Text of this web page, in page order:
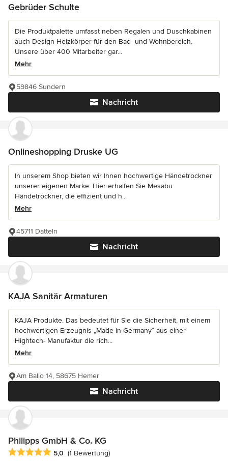
Gebrüder Schulte
Die Produktpalette umfasst neben Regalen und Duschkabinen
auch Design-Heizkörper für den Bad- und Wohnbereich.
Unsere über 400 Mitarbeiter gar...
Mehr
Nachricht
59846 Sundern
Onlineshopping Druske UG
In unserem Shop bieten wir Ihnen hochwertige Händetrockner
unserer eigenen Marke. Hier erhalten Sie Mesabu
Händetrockner, die effizient und h...
Mehr
Nachricht
45711 Datteln
KAJA Sanitär Armaturen
KAJA Produkte. Das bedeutet für Sie die Sicherheit, mit einem
hochwertigen Erzeugnis „Made in Germany“ aus einer
Hightech- Manufaktur die rich...
Mehr
Nachricht
Am Ballo 14, 58675 Hemer
Philipps GmbH & Co. KG
Durchschnittliche Bewertung: 5 von 5 Sternen
5,0 (1 Bewertung)